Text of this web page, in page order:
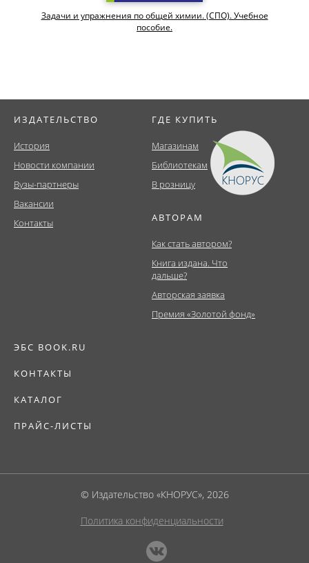
Задачи и упражнения по общей химии. (СПО). Учебное
пособие.
ИЗДАТЕЛЬСТВО
История
Новости компании
Вузы-партнеры
Вакансии
Контакты
ГДЕ КУПИТЬ
Магазинам
Библиотекам
В розницу
АВТОРАМ
Как стать автором?
Книга издана. Что
дальше?
Авторская заявка
Премия «Золотой фонд»
ЭБС BOOK.RU
КОНТАКТЫ
КАТАЛОГ
ПРАЙС-ЛИСТЫ
© Издательство «КНОРУС», 2026
Политика конфиденциальности